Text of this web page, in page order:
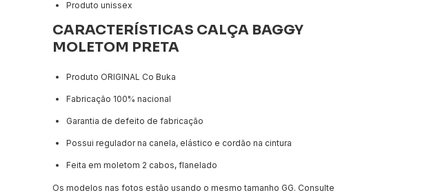
Produto unissex
CARACTERÍSTICAS CALÇA BAGGY
MOLETOM PRETA
Produto ORIGINAL Co Buka
Fabricação 100% nacional
Garantia de defeito de fabricação
Possui regulador na canela, elástico e cordão na cintura
Feita em moletom 2 cabos, flanelado
Os modelos nas fotos estão usando o mesmo tamanho GG. Consulte